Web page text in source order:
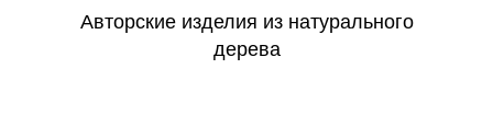
Авторские изделия из натурального
дерева